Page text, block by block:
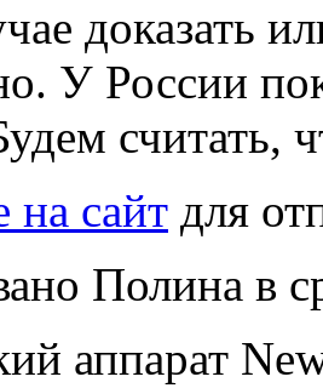
доказать
У России
считать,
на сайт для
Полина в
аппарат